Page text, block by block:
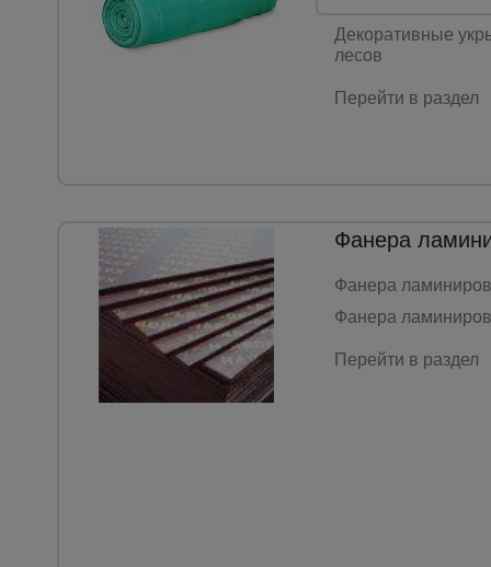
Декоративные
лесов
Перейти в раздел
Фанера
Фанера
Фанера
Перейти в раздел